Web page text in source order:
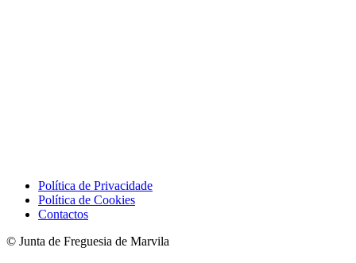
Política de Privacidade
Política de Cookies
Contactos
© Junta de Freguesia de Marvila